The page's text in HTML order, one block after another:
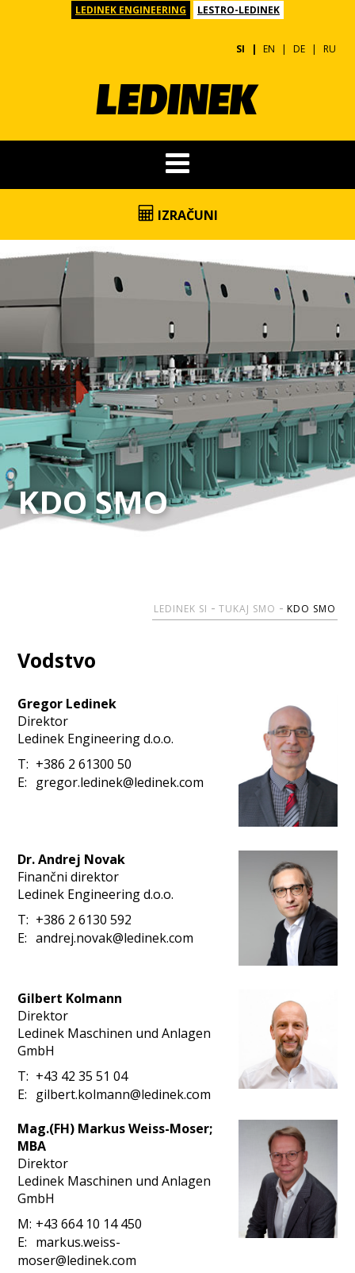
LEDINEK ENGINEERING LESTRO-LEDINEK
SI EN DE RU
IZRAČUNI
KDO SMO
KDO SMO
LEDINEK SI TUKAJ SMO KDO SMO
Vodstvo
Gregor Ledinek
Direktor
Ledinek Engineering d.o.o.
T: +386 2 61300 50
E: gregor.ledinek@ledinek.com
Dr. Andrej Novak
Finančni direktor
Ledinek Engineering d.o.o.
T: +386 2 6130 592
E: andrej.novak@ledinek.com
Gilbert Kolmann
Direktor
Ledinek Maschinen und Anlagen
GmbH
T: +43 42 35 51 04
E: gilbert.kolmann@ledinek.com
Mag.(FH) Markus Weiss-Moser;
MBA
Direktor
Ledinek Maschinen und Anlagen
GmbH
M: +43 664 10 14 450
E: markus.weiss-
moser@ledinek.com